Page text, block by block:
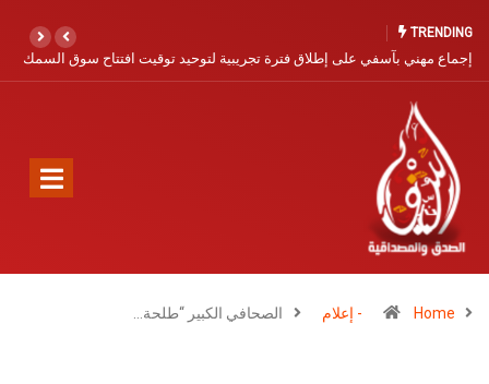
TRENDING
افتتاح سوق السمك آسفي… مدينة التاريخ والخزف تنتظر نهضة سياحية
Home - إعلام الصحافي الكبير “طلحة…